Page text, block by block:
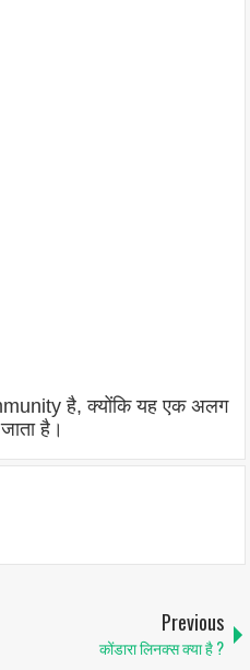
है, क्योंकि यह एक अलग
है।
Previous
कोंडारा लिनक्स क्या है ?